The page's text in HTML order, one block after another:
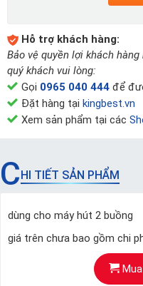
Hỗ trợ khách hàng:
Bảo vệ quyền lợi khách
quý khách vui lòng:
Gọi 0965 040 444 để
Đặt hàng tại kingbest.vn
Xem sản phẩm tại các
CHI TIẾT SẢN PHẨM
dùng cho máy hút 2 buồng
giá trên chưa bao gồm chi
Mua